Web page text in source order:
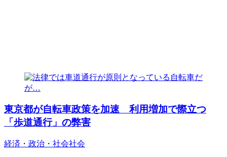
東京都が自転車政策を加速 利用増加で際立つ
「歩道通行」の弊害
経済・政治・社会社会